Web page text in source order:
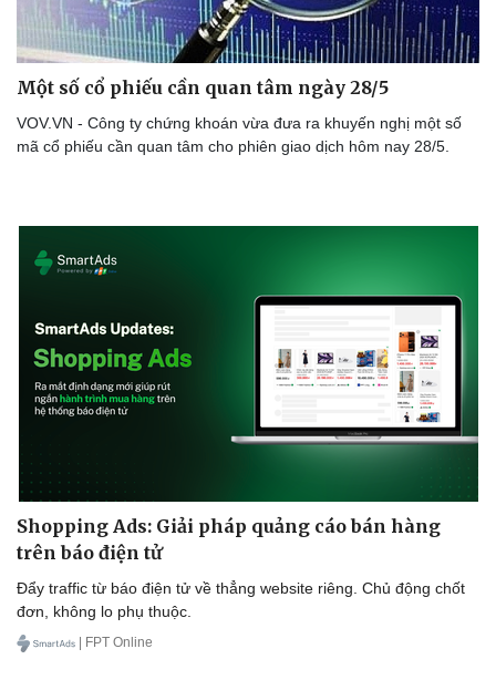
Một số cổ phiếu cần quan tâm ngày 28/5
VOV.VN - Công ty chứng khoán vừa đưa ra khuyến nghị một số
mã cổ phiếu cần quan tâm cho phiên giao dịch hôm nay 28/5.
Shopping Ads: Giải pháp quảng cáo bán hàng
trên báo điện tử
Đẩy traffic từ báo điện tử về thẳng website riêng. Chủ động chốt
đơn, không lo phụ thuộc.
| FPT Online